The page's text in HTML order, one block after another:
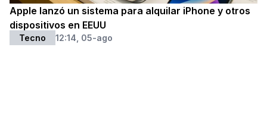
Apple lanzó un sistema para alquilar iPhone y otros
dispositivos en EEUU
Tecno 12:14, 05-ago